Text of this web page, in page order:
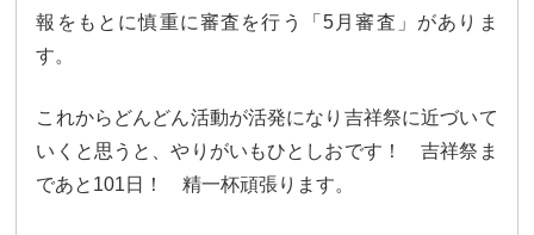
保護者の方へ
在校生の方へ
卒業生及び卒業生保護者の方へ
報をもとに慎重に審査を行う「5月審査」がありま
す。
これからどんどん活動が活発になり吉祥祭に近づいて
いくと思うと、やりがいもひとしおです！ 吉祥祭ま
であと101日！ 精一杯頑張ります。